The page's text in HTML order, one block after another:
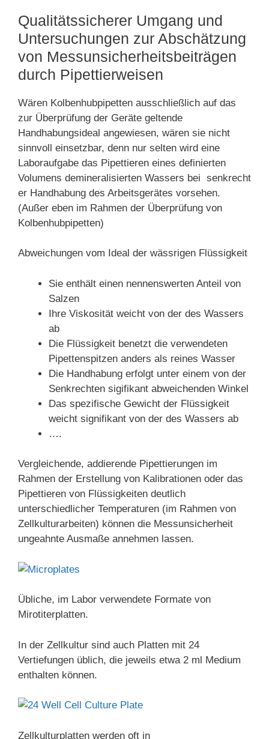
Qualitätssicherer Umgang und
Untersuchungen zur Abschätzung
von Messunsicherheitsbeiträgen
durch Pipettierweisen
Wären Kolbenhubpipetten ausschließlich auf das
zur Überprüfung der Geräte geltende
Handhabungsideal angewiesen, wären sie nicht
sinnvoll einsetzbar, denn nur selten wird eine
Laboraufgabe das Pipettieren eines definierten
Volumens demineralisierten Wassers bei senkrecht
er Handhabung des Arbeitsgerätes vorsehen.
(Außer eben im Rahmen der Überprüfung von
Kolbenhubpipetten)
Abweichungen vom Ideal der wässrigen Flüssigkeit
Sie enthält einen nennenswerten Anteil von
Salzen
Ihre Viskosität weicht von der des Wassers
ab
Die Flüssigkeit benetzt die verwendeten
Pipettenspitzen anders als reines Wasser
Die Handhabung erfolgt unter einem von der
Senkrechten sigifikant abweichenden Winkel
Das spezifische Gewicht der Flüssigkeit
weicht signifikant von der des Wassers ab
….
Vergleichende, addierende Pipettierungen im
Rahmen der Erstellung von Kalibrationen oder das
Pipettieren von Flüssigkeiten deutlich
unterschiedlicher Temperaturen (im Rahmen von
Zellkulturarbeiten) können die Messunsicherheit
ungeahnte Ausmaße annehmen lassen.
Übliche, im Labor verwendete Formate von
Mirotiterplatten.
In der Zellkultur sind auch Platten mit 24
Vertiefungen üblich, die jeweils etwa 2 ml Medium
enthalten können.
Zellkulturplatten werden oft in